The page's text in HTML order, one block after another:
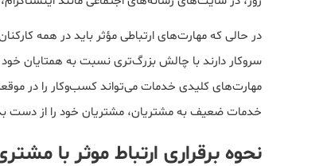
در حالی که مهارت‌های ارتباطی مؤثر باید در همه
سروکار دارند با چالش بزرگ‌تری نسبت به همتایان خود
مهارت‌های کلیدی خدمات می‌تواند کسب‌وکار را در
خدمات ضعیف به مشتریان، مشتریان خود را از دست
نحوه برقراری ارتباط موثر با